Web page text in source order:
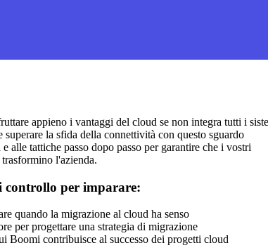
appieno i vantaggi del cloud se non integra tutti i
la sfida della connettività con questo sguardo
alle tattiche passo dopo passo per garantire che i vostri
l'azienda.
controllo per imparare:
quando la migrazione al cloud ha senso
per progettare una strategia di migrazione
Boomi contribuisce al successo dei progetti cloud